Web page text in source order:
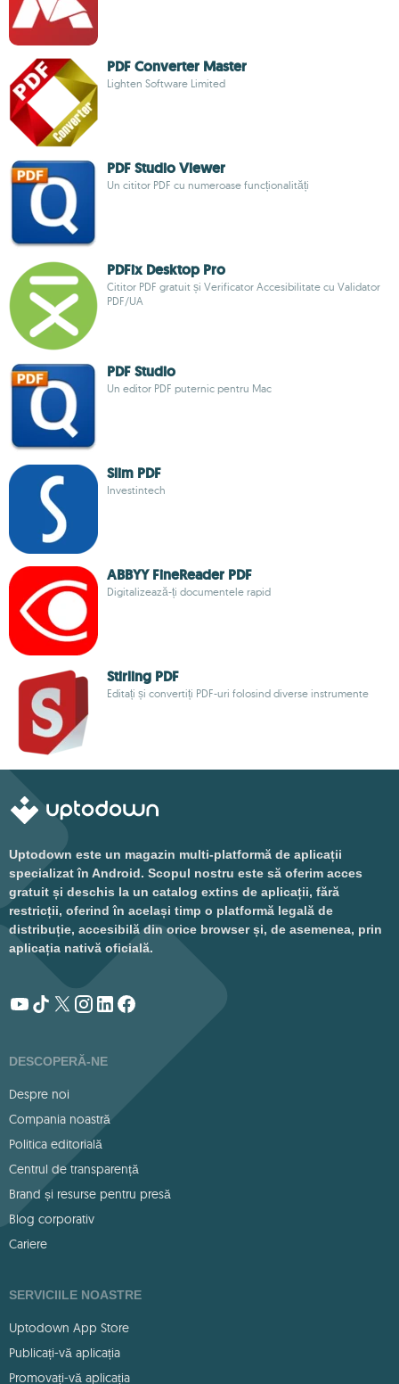
PDF Converter Master
Lighten Software Limited
PDF Studio Viewer
Un cititor PDF cu numeroase funcționalități
PDFix Desktop Pro
Cititor PDF gratuit și Verificator Accesibilitate cu Validator
PDF/UA
PDF Studio
Un editor PDF puternic pentru Mac
Slim PDF
Investintech
ABBYY FineReader PDF
Digitalizează-ți documentele rapid
Stirling PDF
Editați și convertiți PDF-uri folosind diverse instrumente
Uptodown este un magazin multi-platformă de aplicații
specializat în Android. Scopul nostru este să oferim acces
gratuit și deschis la un catalog extins de aplicații, fără
restricții, oferind în același timp o platformă legală de
distribuție, accesibilă din orice browser și, de asemenea, prin
aplicația nativă oficială.
DESCOPERĂ-NE
Despre noi
Compania noastră
Politica editorială
Centrul de transparență
Brand și resurse pentru presă
Blog corporativ
Cariere
SERVICIILE NOASTRE
Uptodown App Store
Publicați-vă aplicația
Promovați-vă aplicația